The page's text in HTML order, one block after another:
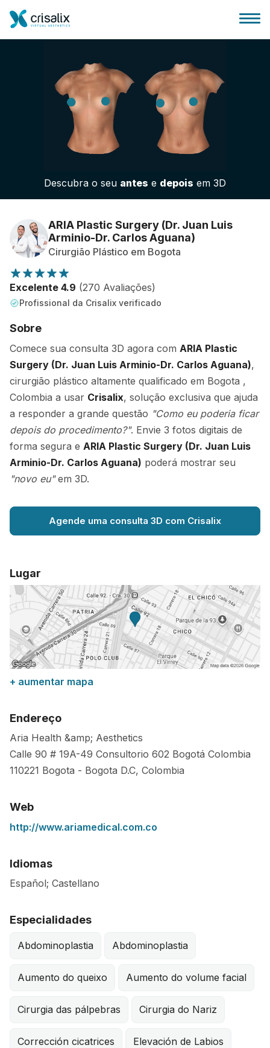
Página inicial para cirurgiões
Plataforma 3D de business
Planos
Avaliações dos pacientes
Descubra o seu antes e depois em 3D
ARIA Plastic Surgery (Dr. Juan Luis
Arminio-Dr. Carlos Aguana)
Cirurgião Plástico em Bogota
Excelente 4.9 (270 Avaliações)
Profissional da Crisalix verificado
Sobre
Comece sua consulta 3D agora com ARIA Plastic
Surgery (Dr. Juan Luis Arminio-Dr. Carlos Aguana),
cirurgião plástico altamente qualificado em Bogota ,
Colombia a usar Crisalix, solução exclusiva que ajuda
a responder a grande questão "Como eu poderia ficar
depois do procedimento?". Envie 3 fotos digitais de
forma segura e ARIA Plastic Surgery (Dr. Juan Luis
Arminio-Dr. Carlos Aguana) poderá mostrar seu
"novo eu"em 3D.
Agende uma consulta 3D com Crisalix
Lugar
+ aumentar mapa
Endereço
Aria Health &amp; Aesthetics
Calle 90 # 19A-49 Consultorio 602 Bogotá Colombia
110221 Bogota - Bogota D.C, Colombia
Web
http://www.ariamedical.com.co
Idiomas
Español; Castellano
Especialidades
Abdominoplastia Abdominoplastia
Aumento do queixo Aumento do volume facial
Cirurgia das pálpebras Cirurgia do Nariz
Corrección cicatrices Elevación de Labios